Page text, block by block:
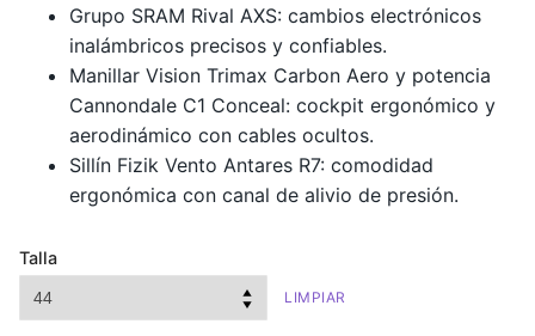
Grupo SRAM Rival AXS: cambios electrónicos
inalámbricos precisos y confiables.
Manillar Vision Trimax Carbon Aero y potencia
Cannondale C1 Conceal: cockpit ergonómico y
aerodinámico con cables ocultos.
Sillín Fizik Vento Antares R7: comodidad
ergonómica con canal de alivio de presión.
Talla
LIMPIAR